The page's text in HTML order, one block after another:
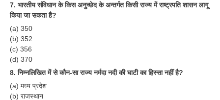
7. भारतीय संविधान के किस अनुच्छेद के अन्तर्गत किसी राज्य में राष्ट्रपति शासन लागू
किया जा सकता है?
(a) 350
(b) 352
(c) 356
(d) 370
8. निम्नलिखित में से कौन-सा राज्य नर्मदा नदी की घाटी का हिस्सा नहीं है?
(a) मध्य प्रदेश
(b) राजस्थान